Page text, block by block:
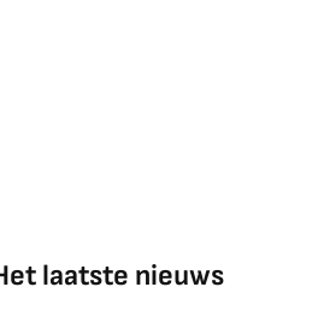
laatste nieuws